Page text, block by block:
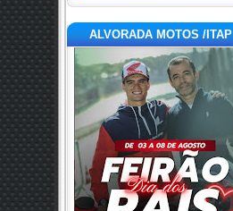
ALVORADA MOTOS /ITAP